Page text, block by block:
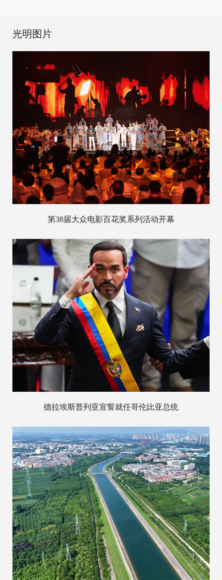
光明图片
第38届大众电影百花奖系列活动开幕
德拉埃斯普列亚宣誓就任哥伦比亚总统